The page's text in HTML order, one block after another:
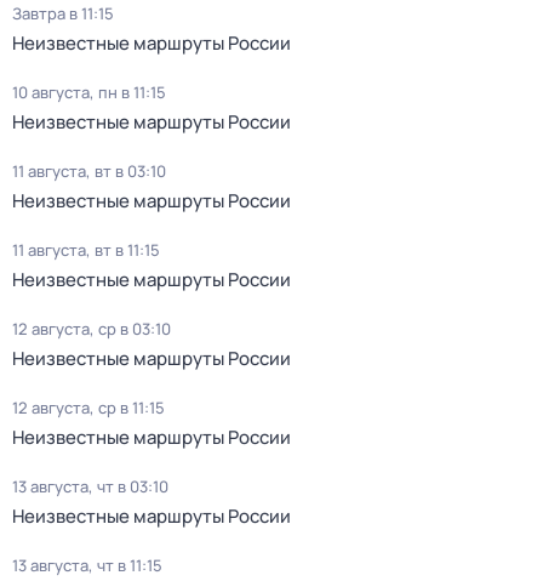
Завтра в 11:15
Неизвестные маршруты России
10 августа, пн в 11:15
Неизвестные маршруты России
11 августа, вт в 03:10
Неизвестные маршруты России
11 августа, вт в 11:15
Неизвестные маршруты России
12 августа, ср в 03:10
Неизвестные маршруты России
12 августа, ср в 11:15
Неизвестные маршруты России
13 августа, чт в 03:10
Неизвестные маршруты России
13 августа, чт в 11:15